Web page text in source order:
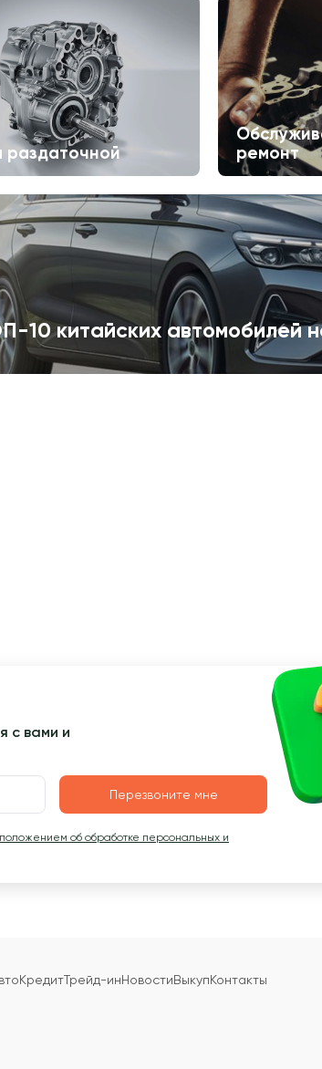
раздаточной
ремонт
10 китайских автомобилей
с вами и
Перезвоните мне
об обработке персональных и
КредитТрейд-инНовостиВыкупКонтакты